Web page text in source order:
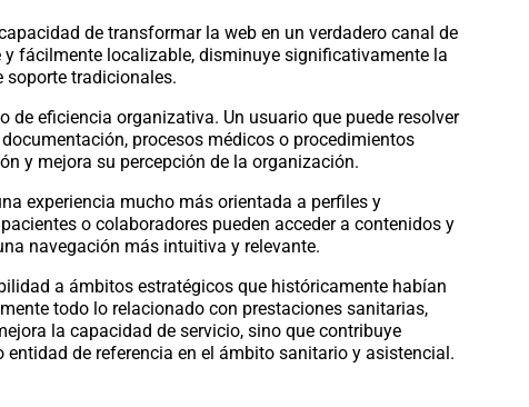
de transformar la web en un verdadero canal de
fácilmente localizable, disminuye significativamente la
soporte tradicionales.
eficiencia organizativa. Un usuario que puede resolver
procesos médicos o procedimientos
y mejora su percepción de la organización.
experiencia mucho más orientada a perfiles y
o colaboradores pueden acceder a contenidos y
navegación más intuitiva y relevante.
a ámbitos estratégicos que históricamente habían
todo lo relacionado con prestaciones sanitarias,
la capacidad de servicio, sino que contribuye
de referencia en el ámbito sanitario y asistencial.